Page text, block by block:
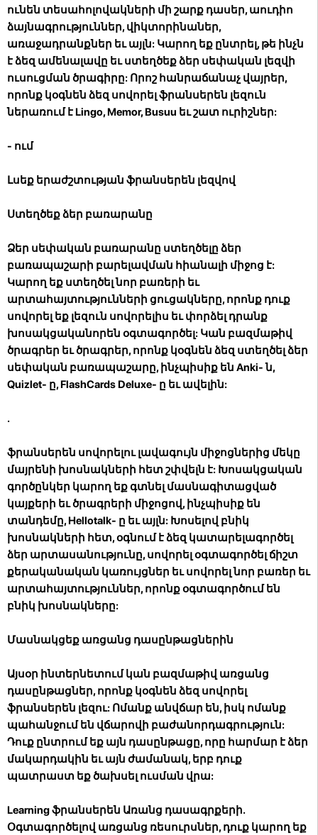
ունեն տեսահոլովակների մի շարք դասեր, աուդիո
ձայնագրություններ, վիկտորինաներ,
առաջադրանքներ եւ այլն: Կարող եք ընտրել, թե ինչն
է ձեզ ամենալավը եւ ստեղծեք ձեր սեփական լեզվի
ուսուցման ծրագիրը: Որոշ հանրաճանաչ վայրեր,
որոնք կօգնեն ձեզ սովորել ֆրանսերեն լեզուն
ներառում է Lingo, Memor, Busuu եւ շատ ուրիշներ:
- ում
Լսեք երաժշտության ֆրանսերեն լեզվով
Ստեղծեք ձեր բառարանը
Ձեր սեփական բառարանը ստեղծելը ձեր
բառապաշարի բարելավման հիանալի միջոց է:
Կարող եք ստեղծել նոր բառերի եւ
արտահայտությունների ցուցակները, որոնք դուք
սովորել եք լեզուն սովորելիս եւ փորձել դրանք
խոսակցականորեն օգտագործել: Կան բազմաթիվ
ծրագրեր եւ ծրագրեր, որոնք կօգնեն ձեզ ստեղծել ձեր
սեփական բառապաշարը, ինչպիսիք են Anki- ն,
Quizlet- ը, FlashCards Deluxe- ը եւ ավելին:
.
ֆրանսերեն սովորելու լավագույն միջոցներից մեկը
մայրենի խոսնակների հետ շփվելն է: Խոսակցական
գործընկեր կարող եք գտնել մասնագիտացված
կայքերի եւ ծրագրերի միջոցով, ինչպիսիք են
տանդեմը, Hellotalk- ը եւ այլն: Խոսելով բնիկ
խոսնակների հետ, օգնում է ձեզ կատարելագործել
ձեր արտասանությունը, սովորել օգտագործել ճիշտ
քերականական կառույցներ եւ սովորել նոր բառեր եւ
արտահայտություններ, որոնք օգտագործում են
բնիկ խոսնակները:
Մասնակցեք առցանց դասընթացներին
Այսօր ինտերնետում կան բազմաթիվ առցանց
դասընթացներ, որոնք կօգնեն ձեզ սովորել
ֆրանսերեն լեզու: Ոմանք անվճար են, իսկ ոմանք
պահանջում են վճարովի բաժանորդագրություն:
Դուք ընտրում եք այն դասընթացը, որը հարմար է ձեր
մակարդակին եւ այն ժամանակ, երբ դուք
պատրաստ եք ծախսել ուսման վրա:
Learning ֆրանսերեն Առանց դասագրքերի.
Օգտագործելով առցանց ռեսուրսներ, դուք կարող եք